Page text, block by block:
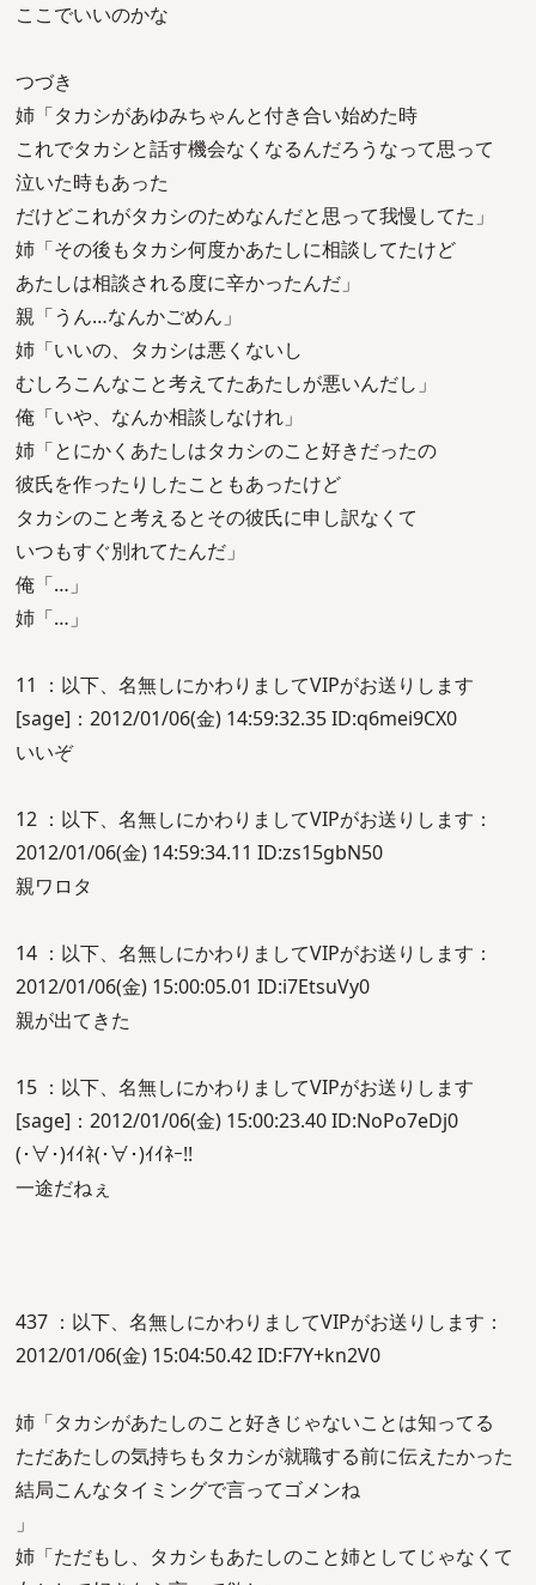
ここでいいのかな
つづき
姉「タカシがあゆみちゃんと付き合い始めた時
これでタカシと話す機会なくなるんだろうなって思って
泣いた時もあった
だけどこれがタカシのためなんだと思って我慢してた」
姉「その後もタカシ何度かあたしに相談してたけど
あたしは相談される度に辛かったんだ」
親「うん…なんかごめん」
姉「いいの、タカシは悪くないし
むしろこんなこと考えてたあたしが悪いんだし」
俺「いや、なんか相談しなけれ」
姉「とにかくあたしはタカシのこと好きだったの
彼氏を作ったりしたこともあったけど
タカシのこと考えるとその彼氏に申し訳なくて
いつもすぐ別れてたんだ」
俺「…」
姉「…」
11 ：以下、名無しにかわりましてVIPがお送りします
[sage]：2012/01/06(金) 14:59:32.35 ID:q6mei9CX0
いいぞ
12 ：以下、名無しにかわりましてVIPがお送りします：
2012/01/06(金) 14:59:34.11 ID:zs15gbN50
親ワロタ
14 ：以下、名無しにかわりましてVIPがお送りします：
2012/01/06(金) 15:00:05.01 ID:i7EtsuVy0
親が出てきた
15 ：以下、名無しにかわりましてVIPがお送りします
[sage]：2012/01/06(金) 15:00:23.40 ID:NoPo7eDj0
(･∀･)ｲｲﾈ(･∀･)ｲｲﾈｰ!!
一途だねぇ
437 ：以下、名無しにかわりましてVIPがお送りします：
2012/01/06(金) 15:04:50.42 ID:F7Y+kn2V0
姉「タカシがあたしのこと好きじゃないことは知ってる
ただあたしの気持ちもタカシが就職する前に伝えたかった
結局こんなタイミングで言ってゴメンね
」
姉「ただもし、タカシもあたしのこと姉としてじゃなくて